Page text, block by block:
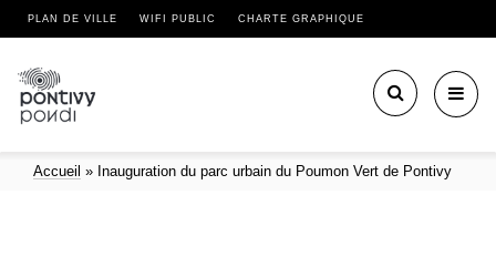
PLAN DE VILLE WIFI PUBLIC CHARTE GRAPHIQUE
Accueil » Inauguration du parc urbain du Poumon Vert de Pontivy